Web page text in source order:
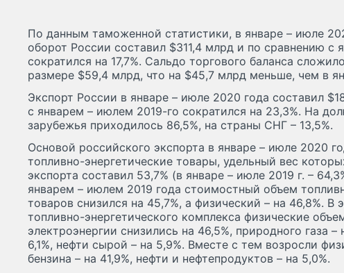
По данным таможенной статистики, в январе – июле
оборот России составил $311,4 млрд и по сравнению с
сократился на 17,7%. Сальдо торгового баланса
размере $59,4 млрд, что на $45,7 млрд меньше, чем в
Экспорт России в январе – июле 2020 года составил
с январем – июлем 2019-го сократился на 23,3%. На
зарубежья приходилось 86,5%, на страны СНГ – 13,5%.
Основой российского экспорта в январе – июле 2020
топливно-энергетические товары, удельный вес
экспорта составил 53,7% (в январе – июле 2019 г. –
январем – июлем 2019 года стоимостный объем
товаров снизился на 45,7%, а физический – на 46,8%. В
топливно-энергетического комплекса физические
электроэнергии снизились на 46,5%, природного газа –
6,1%, нефти сырой – на 5,9%. Вместе с тем возросли
бензина – на 41,9%, нефти и нефтепродуктов – на 5,0%.